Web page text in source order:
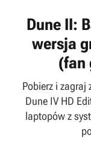
Dune II:
wersja
(fan
Pobierz i zagraj
Dune IV HD
laptopów z